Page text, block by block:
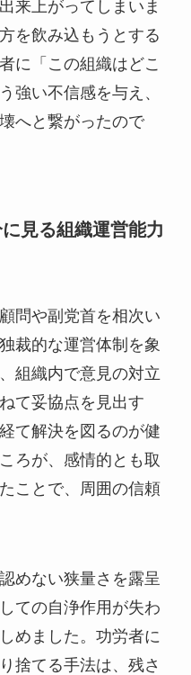
来上がってしまいま
を飲み込もうとする
に「この組織はどこ
強い不信感を与え、
へと繋がったので
見る組織運営能力
問や副党首を相次い
裁的な運営体制を象
組織内で意見の対立
て妥協点を見出す
て解決を図るのが健
ろが、感情的とも取
ことで、周囲の信頼
めない狭量さを露呈
ての自浄作用が失わ
めました。功労者に
捨てる手法は、残さ